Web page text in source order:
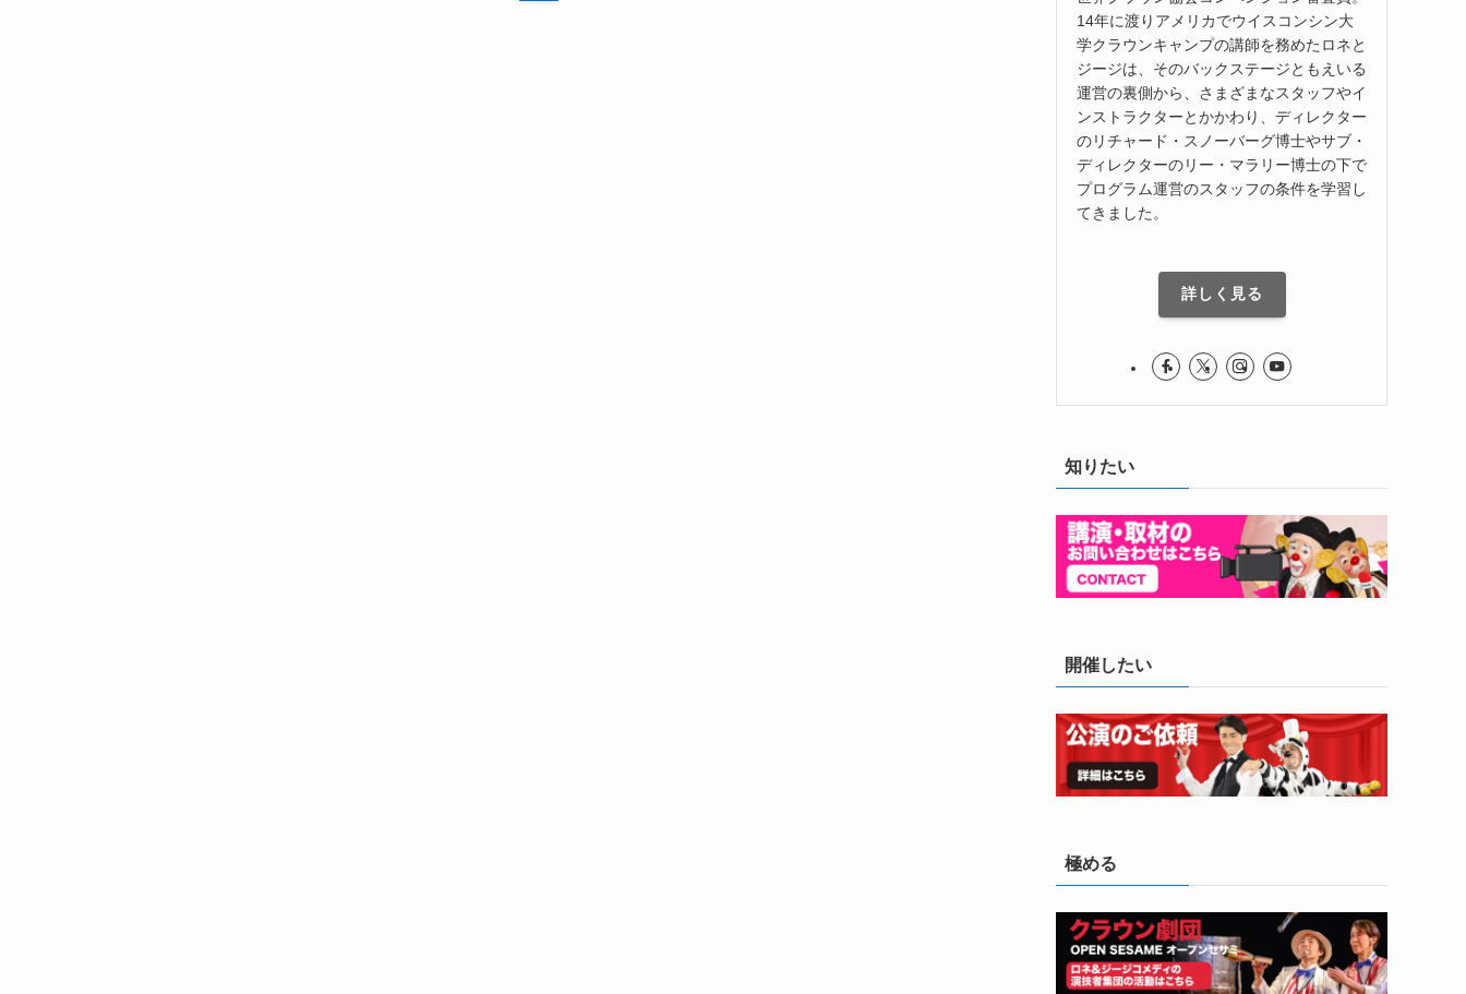
14年に渡りアメリカでウイスコンシン大
学クラウンキャンプの講師を務めたロネと
ジージは、そのバックステージともえいる
運営の裏側から、さまざまなスタッフやイ
ンストラクターとかかわり、ディレクター
のリチャード・スノーバーグ博士やサブ・
ディレクターのリー・マラリー博士の下で
プログラム運営のスタッフの条件を学習し
てきました。
詳しく見る
知りたい
開催したい
極める